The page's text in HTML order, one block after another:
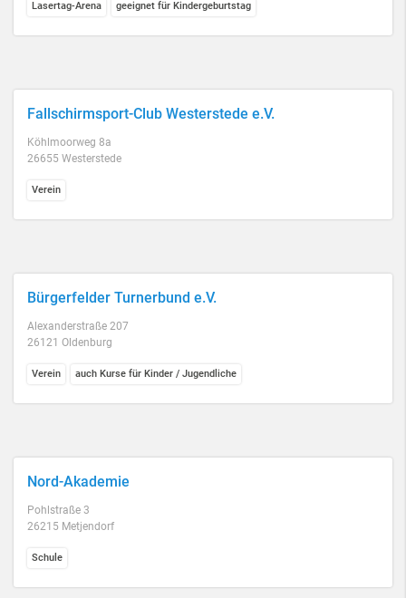
Lasertag-Arena geeignet für Kindergeburtstag
Fallschirmsport-Club Westerstede e.V.
Köhlmoorweg 8a
26655 Westerstede
Verein
Bürgerfelder Turnerbund e.V.
Alexanderstraße 207
26121 Oldenburg
Verein auch Kurse für Kinder / Jugendliche
Nord-Akademie
Pohlstraße 3
26215 Metjendorf
Schule